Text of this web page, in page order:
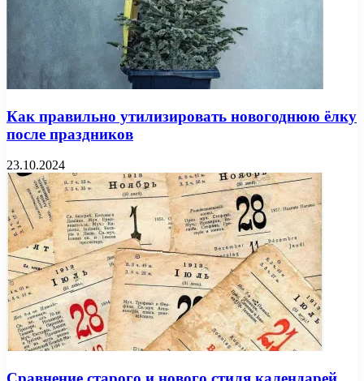
Как правильно утилизировать новогоднюю ёлку
после праздников
23.10.2024